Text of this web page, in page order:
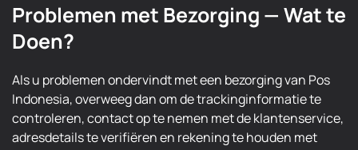
Problemen met Bezorging — Wat te
Doen?
Als u problemen ondervindt met een bezorging van Pos
Indonesia, overweeg dan om de trackinginformatie te
controleren, contact op te nemen met de klantenservice,
adresdetails te verifiëren en rekening te houden met